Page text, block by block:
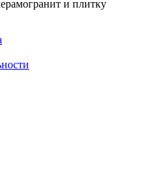
и плитку